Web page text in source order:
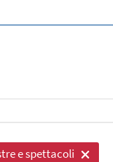
e spettacoli